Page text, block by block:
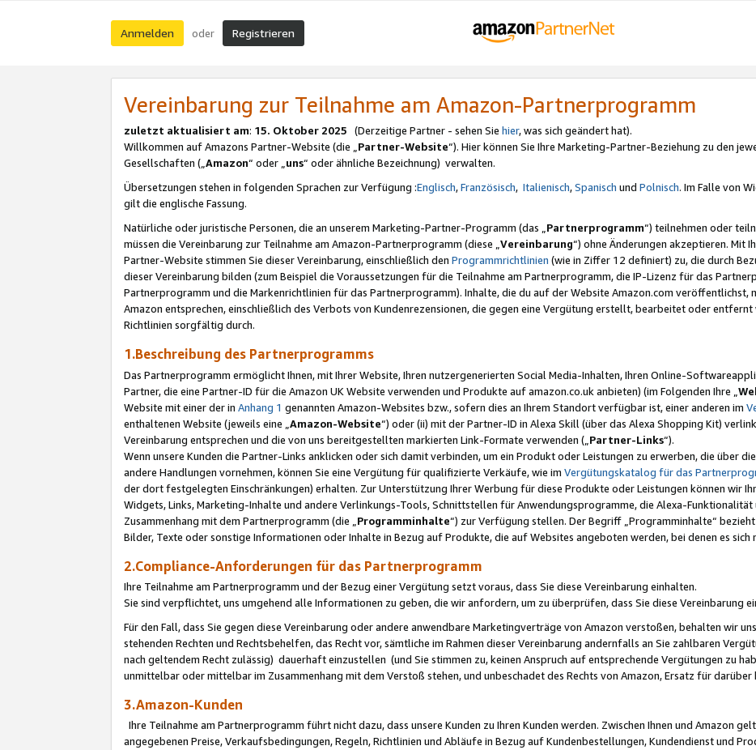
Anmelden oder Registrieren
Vereinbarung zur Teilnahme am Amazon-Partnerprogramm
zuletzt aktualisiert am: 15. Oktober 2025 (Derzeitige Partner - sehen Sie hier, was sich geändert hat).
Willkommen auf Amazons Partner-Website (die „Partner-Website“). Hier können Sie Ihre Marketing-Partner-Beziehung zu den
Gesellschaften („Amazon“ oder „uns“ oder ähnliche Bezeichnung) verwalten.
Übersetzungen stehen in folgenden Sprachen zur Verfügung :Englisch,Französisch, Italienisch,Spanisch und Polnisch. Im Falle von
gilt die englische Fassung.
Natürliche oder juristische Personen, die an unserem Marketing-Partner-Programm (das „Partnerprogramm“) teilnehmen oder
müssen die Vereinbarung zur Teilnahme am Amazon-Partnerprogramm (diese „Vereinbarung“) ohne Änderungen akzeptieren. Mit
Partner-Website stimmen Sie dieser Vereinbarung, einschließlich den Programmrichtlinien (wie in Ziffer 12 definiert) zu, die durch
dieser Vereinbarung bilden (zum Beispiel die Voraussetzungen für die Teilnahme am Partnerprogramm, die IP-Lizenz für das
Partnerprogramm und die Markenrichtlinien für das Partnerprogramm). Inhalte, die du auf der Website Amazon.com veröffentlichst,
Amazon entsprechen, einschließlich des Verbots von Kundenrezensionen, die gegen eine Vergütung erstellt, bearbeitet oder
Richtlinien sorgfältig durch.
1.Beschreibung des Partnerprogramms
Das Partnerprogramm ermöglicht Ihnen, mit Ihrer Website, Ihren nutzergenerierten Social Media-Inhalten, Ihren Online-
Partner, die eine Partner-ID für die Amazon UK Website verwenden und Produkte auf amazon.co.uk anbieten) (im Folgenden Ihre „
Website mit einer der in Anhang 1 genannten Amazon-Websites bzw., sofern dies an Ihrem Standort verfügbar ist, einer anderen im
enthaltenen Website (jeweils eine „ Amazon-Website“) oder (ii) mit der Partner-ID in Alexa Skill (über das Alexa Shopping Kit)
Vereinbarung entsprechen und die von uns bereitgestellten markierten Link-Formate verwenden („ Partner-Links“).
Wenn unsere Kunden die Partner-Links anklicken oder sich damit verbinden, um ein Produkt oder Leistungen zu erwerben, die über
andere Handlungen vornehmen, können Sie eine Vergütung für qualifizierte Verkäufe, wie im Vergütungskatalog für das
der dort festgelegten Einschränkungen) erhalten. Zur Unterstützung Ihrer Werbung für diese Produkte oder Leistungen können wir
Widgets, Links, Marketing-Inhalte und andere Verlinkungs-Tools, Schnittstellen für Anwendungsprogramme, die Alexa-
Zusammenhang mit dem Partnerprogramm (die „ Programminhalte“) zur Verfügung stellen. Der Begriff „Programminhalte“
Bilder, Texte oder sonstige Informationen oder Inhalte in Bezug auf Produkte, die auf Websites angeboten werden, bei denen es sich
2.Compliance-Anforderungen für das Partnerprogramm
Ihre Teilnahme am Partnerprogramm und der Bezug einer Vergütung setzt voraus, dass Sie diese Vereinbarung einhalten.
Sie sind verpflichtet, uns umgehend alle Informationen zu geben, die wir anfordern, um zu überprüfen, dass Sie diese Vereinbarung
Für den Fall, dass Sie gegen diese Vereinbarung oder andere anwendbare Marketingverträge von Amazon verstoßen, behalten wir
stehenden Rechten und Rechtsbehelfen, das Recht vor, sämtliche im Rahmen dieser Vereinbarung andernfalls an Sie zahlbaren
nach geltendem Recht zulässig) dauerhaft einzustellen (und Sie stimmen zu, keinen Anspruch auf entsprechende Vergütungen zu
unmittelbar oder mittelbar im Zusammenhang mit dem Verstoß stehen, und unbeschadet des Rechts von Amazon, Ersatz für darüber
3.Amazon-Kunden
Ihre Teilnahme am Partnerprogramm führt nicht dazu, dass unsere Kunden zu Ihren Kunden werden. Zwischen Ihnen und Amazon
angegebenen Preise, Verkaufsbedingungen, Regeln, Richtlinien und Abläufe in Bezug auf Kundenbestellungen, Kundendienst und